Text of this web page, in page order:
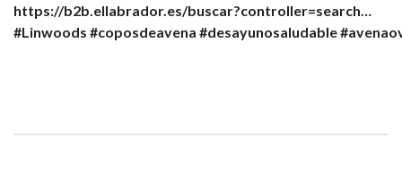
https://b2b.ellabrador.es/buscar?controller=search…
#Linwoods #coposdeavena #desayunosaludable